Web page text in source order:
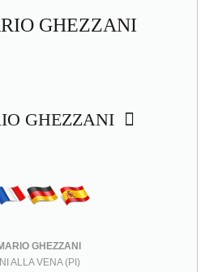
GHEZZANI
GHEZZANI
GHEZZANI
ALLA VENA (PI)